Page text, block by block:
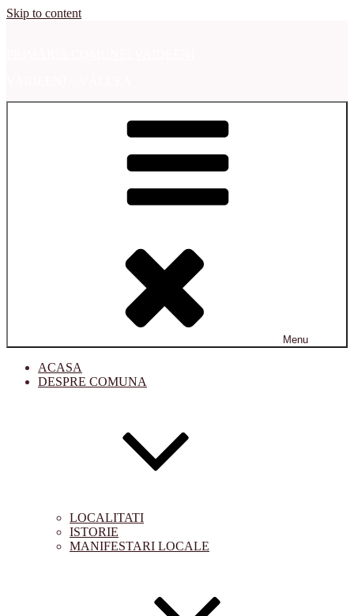
Skip to content
Menu
ACASA
DESPRE COMUNA
LOCALITATI
ISTORIE
MANIFESTARI LOCALE